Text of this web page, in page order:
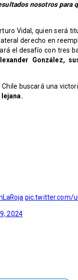
nosotros para
Vidal, quien será
derecho en
el desafío con tres
González,
buscará una
pic.twitter.com/
2024